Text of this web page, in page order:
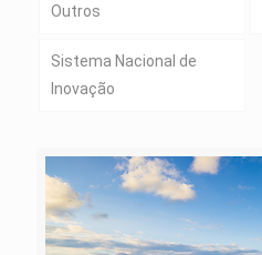
Outros
Sistema Nacional de
Inovação